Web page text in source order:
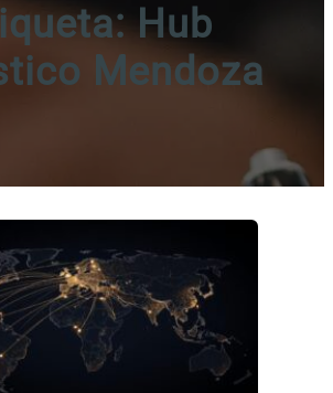
Hub
Mendoza